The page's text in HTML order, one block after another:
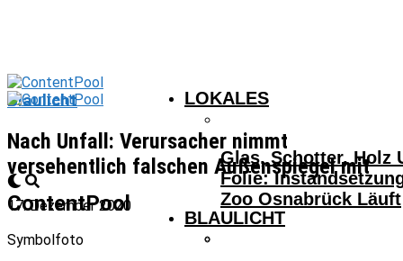
ContentPool
LOKALES
Glas, Schotter, Holz
Folie:
Zoo Osnabrück Läuft
BLAULICHT
Blaulicht
Nach Unfall: Verursacher nimmt
versehentlich falschen Außenspiegel mit
17. Dezember 2020
Symbolfoto